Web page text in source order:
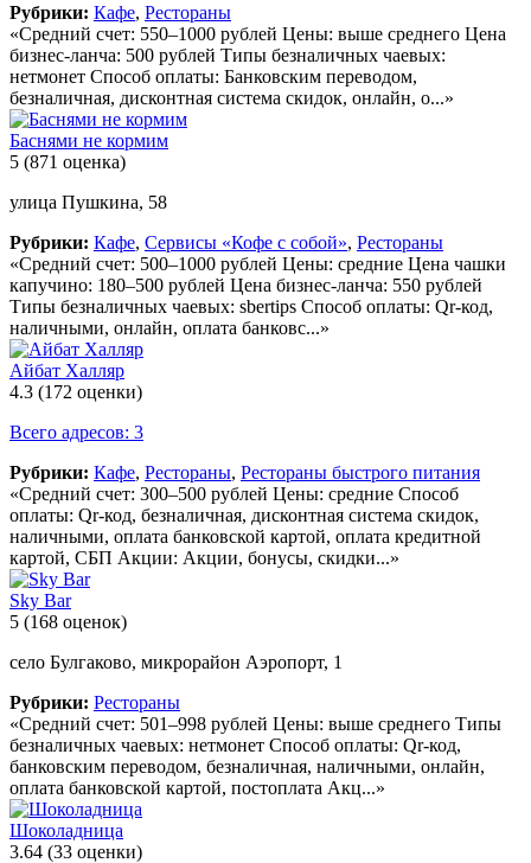
Рубрики: Кафе, Рестораны
«Средний счет: 550–1000 рублей Цены: выше среднего Цена
бизнес-ланча: 500 рублей Типы безналичных чаевых:
нетмонет Способ оплаты: Банковским переводом,
безналичная, дисконтная система скидок, онлайн, о...»
Баснями не кормим
5 (871 оценка)
улица Пушкина, 58
Рубрики: Кафе, Сервисы «Кофе с собой», Рестораны
«Средний счет: 500–1000 рублей Цены: средние Цена чашки
капучино: 180–500 рублей Цена бизнес-ланча: 550 рублей
Типы безналичных чаевых: sbertips Способ оплаты: Qr-код,
наличными, онлайн, оплата банковс...»
Айбат Халляр
4.3 (172 оценки)
Всего адресов: 3
Рубрики: Кафе, Рестораны, Рестораны быстрого питания
«Средний счет: 300–500 рублей Цены: средние Способ
оплаты: Qr-код, безналичная, дисконтная система скидок,
наличными, оплата банковской картой, оплата кредитной
картой, СБП Акции: Акции, бонусы, скидки...»
Sky Bar
5 (168 оценок)
село Булгаково, микрорайон Аэропорт, 1
Рубрики: Рестораны
«Средний счет: 501–998 рублей Цены: выше среднего Типы
безналичных чаевых: нетмонет Способ оплаты: Qr-код,
банковским переводом, безналичная, наличными, онлайн,
оплата банковской картой, постоплата Акц...»
Шоколадница
3.64 (33 оценки)